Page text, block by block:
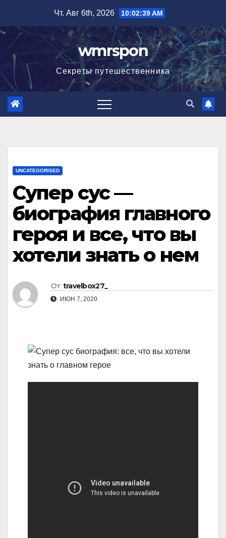
содержимому
Чт. Авг 6th, 2026 10:02:40 AM
wmrspon
Секреты путешественника
UNCATEGORISED
Супер сус —
биография главного
героя и все, что вы
хотели знать о нем
От travelbox27_
ИЮН 7, 2020